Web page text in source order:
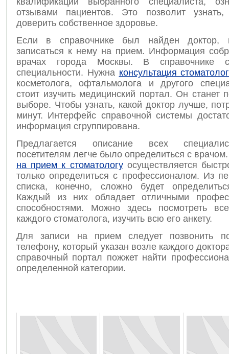
отзывами пациентов. Это позволит
доверить собственное здоровье.
Если в справочнике был найден доктор,
записаться к нему на прием. Информация
врачах города Москвы. В справочнике
специальности. Нужна консультация
косметолога, офтальмолога и другого
стоит изучить медицинский портал. Он станет
выборе. Чтобы узнать, какой доктор лучше,
минут. Интерфейс справочной системы
информация сгруппирована.
Предлагается описание всех
посетителям легче было определиться с
на прием к стоматологуосуществляется
только определиться с профессионалом. Из
списка, конечно, сложно будет
Каждый из них обладает отличными
способностями. Можно здесь посмотреть
каждого стоматолога, изучить всю его анкету.
Для записи на прием следует позвонить
телефону, который указан возле каждого
справочный портал пожжет найти
определенной категории.